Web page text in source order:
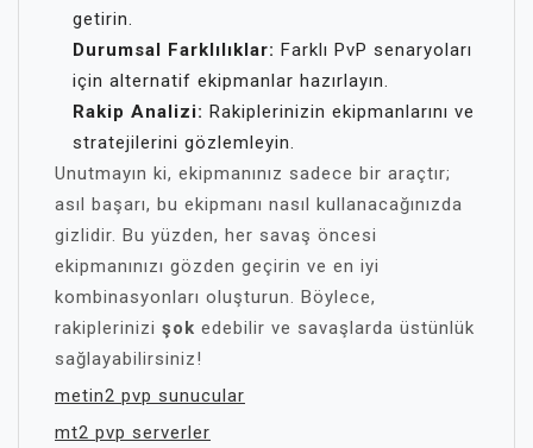
getirin.
Durumsal Farklılıklar: Farklı PvP senaryoları
için alternatif ekipmanlar hazırlayın.
Rakip Analizi: Rakiplerinizin ekipmanlarını ve
stratejilerini gözlemleyin.
Unutmayın ki, ekipmanınız sadece bir araçtır;
asıl başarı, bu ekipmanı nasıl kullanacağınızda
gizlidir. Bu yüzden, her savaş öncesi
ekipmanınızı gözden geçirin ve en iyi
kombinasyonları oluşturun. Böylece,
rakiplerinizi şok edebilir ve savaşlarda üstünlük
sağlayabilirsiniz!
metin2 pvp sunucular
mt2 pvp serverler